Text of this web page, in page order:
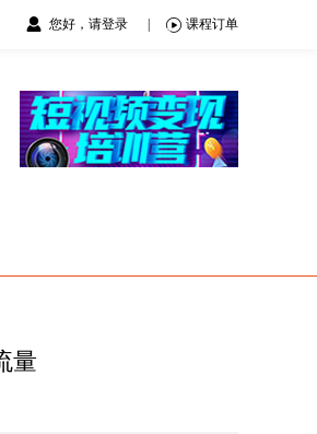
您好，请登录 课程订单
量